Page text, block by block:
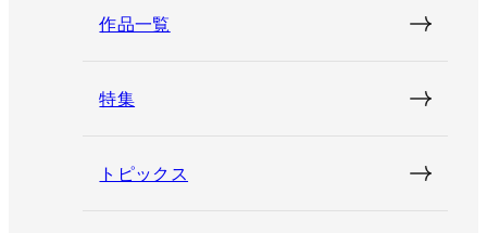
作品一覧
特集
トピックス